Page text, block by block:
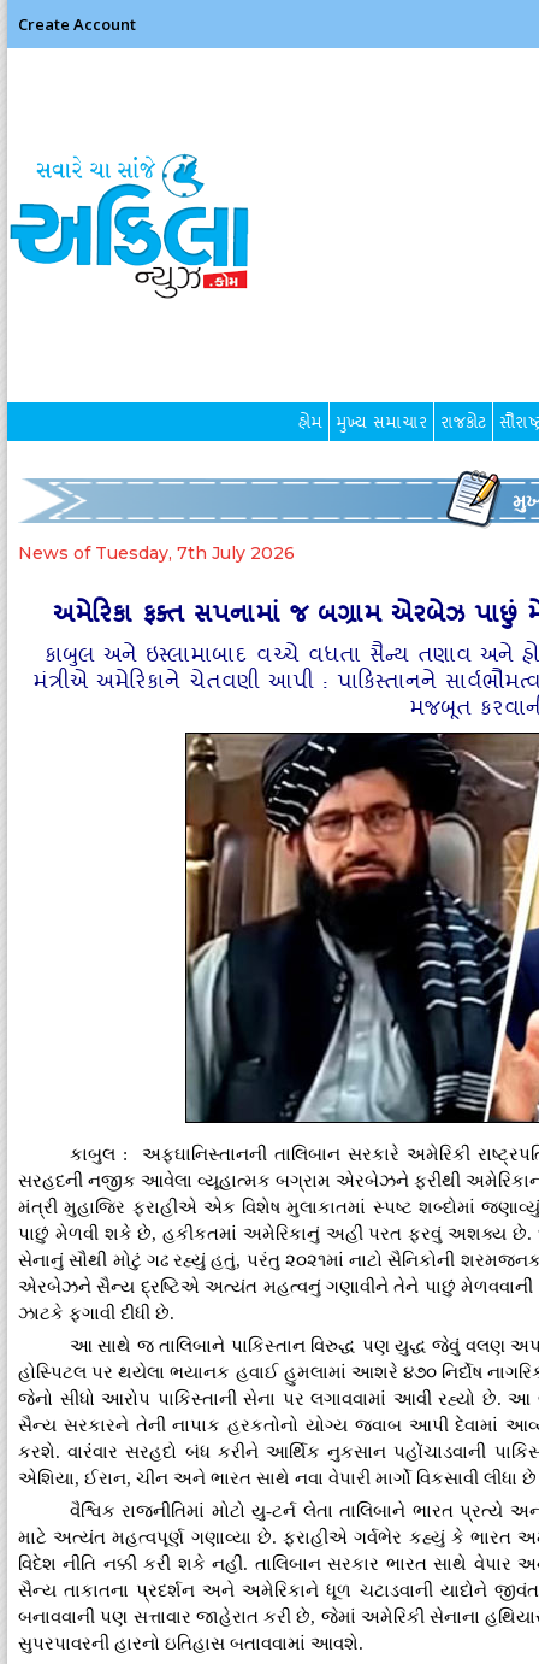
Create Account
હોમ મુખ્ય સમાચાર રાજકોટ
News of Tuesday, 7th July 2026
અમેરિકા ફક્ત સપનામાં જ બગ્રામ એરબેઝ પાછું
કાબુલ અને ઇસ્લામાબાદ વચ્ચે વધતા સૈન્ય તણાવ અને
મંત્રીએ અમેરિકાને ચેતવણી આપી : પાકિસ્તાનને
મજબૂત
કાબુલ : અફઘાનિસ્તાનની તાલિબાન સરકારે અમેરિકી
સરહદની નજીક આવેલા વ્યૂહાત્મક બગ્રામ એરબેઝને ફરીથી અમેરિકાના
મંત્રી મુહાજિર ફરાહીએ એક વિશેષ મુલાકાતમાં સ્પષ્ટ શબ્દોમાં
પાછું મેળવી શકે છે, હકીકતમાં અમેરિકાનું અહીં પરત ફરવું અશક્ય છે.
સેનાનું સૌથી મોટું ગઢ રહ્યું હતું, પરંતુ ૨૦૨૧માં નાટો સૈનિકોની
એરબેઝને સૈન્ય દ્રષ્ટિએ અત્યંત મહત્વનું ગણાવીને તેને પાછું મેળવવાની
ઝાટકે ફગાવી દીધી છે.
આ સાથે જ તાલિબાને પાકિસ્તાન વિરુદ્ધ પણ યુદ્ધ જેવું વલણ
હોસ્પિટલ પર થયેલા ભયાનક હવાઈ હુમલામાં આશરે ૪૭૦ નિર્દોષ
જેનો સીધો આરોપ પાકિસ્તાની સેના પર લગાવવામાં આવી રહ્યો છે. આ
સૈન્ય સરકારને તેની નાપાક હરકતોનો યોગ્ય જવાબ આપી દેવામાં
કરશે. વારંવાર સરહદો બંધ કરીને આર્થિક નુકસાન પહોંચાડવાની
એશિયા, ઈરાન, ચીન અને ભારત સાથે નવા વેપારી માર્ગો વિકસાવી
વૈશ્વિક રાજનીતિમાં મોટો યુ-ટર્ન લેતા તાલિબાને ભારત પ્રત્યે
માટે અત્યંત મહત્વપૂર્ણ ગણાવ્યા છે. ફરાહીએ ગર્વભેર કહ્યું કે ભારત
વિદેશ નીતિ નક્કી કરી શકે નહીં. તાલિબાન સરકાર ભારત સાથે
સૈન્ય તાકાતના પ્રદર્શન અને અમેરિકાને ધૂળ ચટાડવાની યાદોને
બનાવવાની પણ સત્તાવાર જાહેરાત કરી છે, જેમાં અમેરિકી સેનાના
સુપરપાવરની હારનો ઇતિહાસ બતાવવામાં આવશે.